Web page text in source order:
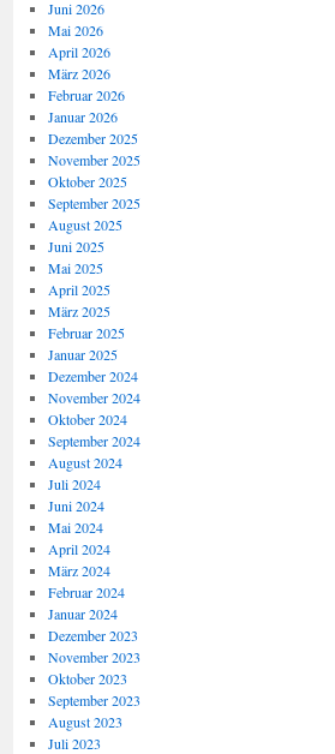
Juni 2026
Mai 2026
April 2026
März 2026
Februar 2026
Januar 2026
Dezember 2025
November 2025
Oktober 2025
September 2025
August 2025
Juni 2025
Mai 2025
April 2025
März 2025
Februar 2025
Januar 2025
Dezember 2024
November 2024
Oktober 2024
September 2024
August 2024
Juli 2024
Juni 2024
Mai 2024
April 2024
März 2024
Februar 2024
Januar 2024
Dezember 2023
November 2023
Oktober 2023
September 2023
August 2023
Juli 2023